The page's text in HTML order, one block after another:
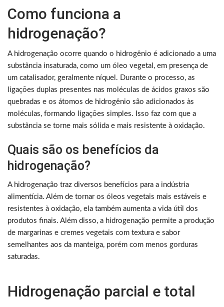
Como funciona a
hidrogenação?
A hidrogenação ocorre quando o hidrogênio é adicionado a uma
substância insaturada, como um óleo vegetal, em presença de
um catalisador, geralmente níquel. Durante o processo, as
ligações duplas presentes nas moléculas de ácidos graxos são
quebradas e os átomos de hidrogênio são adicionados às
moléculas, formando ligações simples. Isso faz com que a
substância se torne mais sólida e mais resistente à oxidação.
Quais são os benefícios da
hidrogenação?
A hidrogenação traz diversos benefícios para a indústria
alimentícia. Além de tornar os óleos vegetais mais estáveis e
resistentes à oxidação, ela também aumenta a vida útil dos
produtos finais. Além disso, a hidrogenação permite a produção
de margarinas e cremes vegetais com textura e sabor
semelhantes aos da manteiga, porém com menos gorduras
saturadas.
Hidrogenação parcial e total